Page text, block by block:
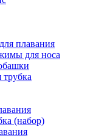
плавания
для носа
трубка
(набор)